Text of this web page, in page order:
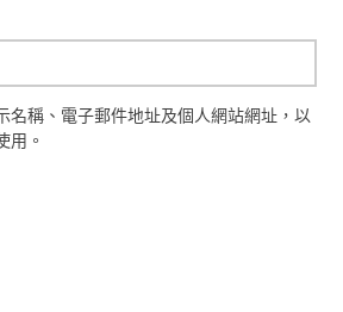
名稱、電子郵件地址及個人網站網址，以
用。